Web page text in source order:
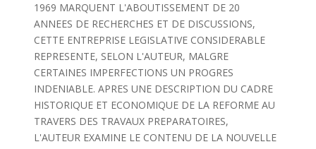
1969 MARQUENT L'ABOUTISSEMENT DE 20
ANNEES DE RECHERCHES ET DE DISCUSSIONS,
CETTE ENTREPRISE LEGISLATIVE CONSIDERABLE
REPRESENTE, SELON L'AUTEUR, MALGRE
CERTAINES IMPERFECTIONS UN PROGRES
INDENIABLE. APRES UNE DESCRIPTION DU CADRE
HISTORIQUE ET ECONOMIQUE DE LA REFORME AU
TRAVERS DES TRAVAUX PREPARATOIRES,
L'AUTEUR EXAMINE LE CONTENU DE LA NOUVELLE